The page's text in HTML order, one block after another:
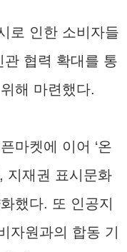
로 인한 소비자들
협력 확대를 통
해 마련했다.
마켓에 이어 ‘온
지재권 표시문화
했다. 또 인공지
자원과의 합동 기